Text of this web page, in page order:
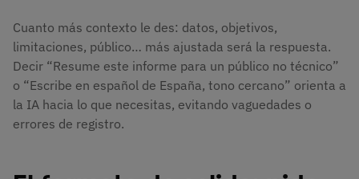
Cuanto más contexto le des: datos, objetivos,
limitaciones, público… más ajustada será la respuesta.
Decir “Resume este informe para un público no técnico”
o “Escribe en español de España, tono cercano” orienta a
la IA hacia lo que necesitas, evitando vaguedades o
errores de registro.